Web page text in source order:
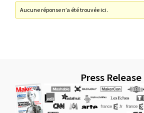
Aucune réponse n’a été trouvée ici.
Press Release